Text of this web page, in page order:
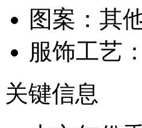
图案：其
服饰工艺
关键信息